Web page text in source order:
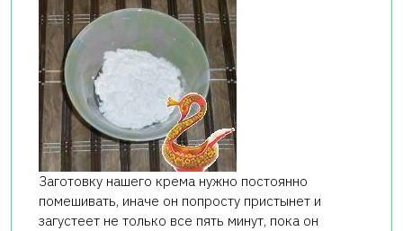
Заготовку нашего крема нужно постоянно
помешивать, иначе он попросту пристынет и
загустеет не только все пять минут, пока он